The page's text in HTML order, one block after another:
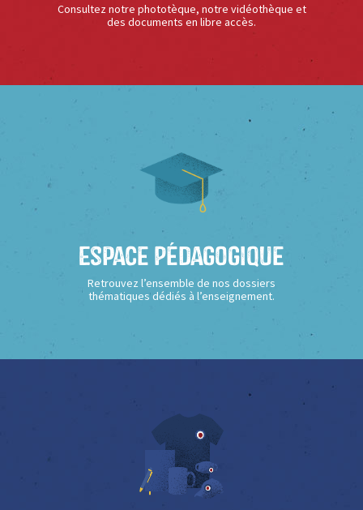
Consultez notre phototèque, notre vidéothèque et
des documents en libre accès.
Espace Pédagogique
Retrouvez l’ensemble de nos dossiers
thématiques dédiés à l’enseignement.